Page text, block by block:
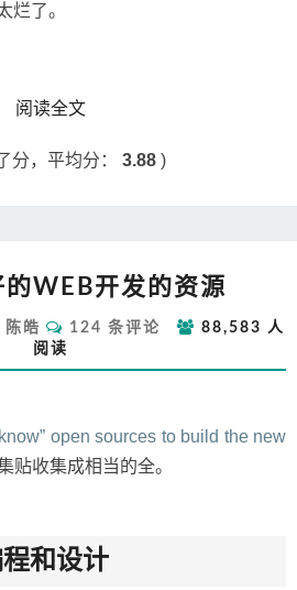
烂了。
阅读全文READ MORE
分，平均分： 3.88 )
源
最
好
开
发
的
WEB开发的资源
陈皓
评
124 条评论
88,583 人
阅读
open sources to build the new
贴收集成相当的全。
和设计